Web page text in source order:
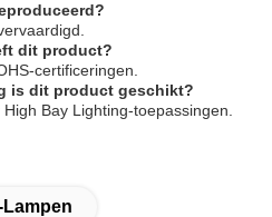
dit product?
certificeringen.
is dit product geschikt?
Bay Lighting-toepassingen.